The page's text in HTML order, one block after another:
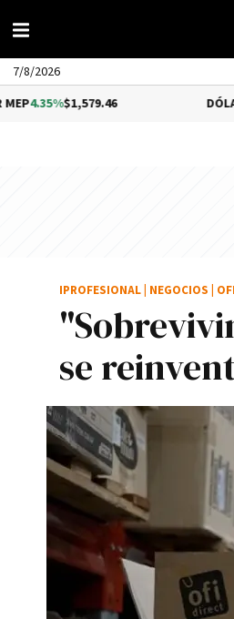
7/8/2026
1.02%
se
IPROFESIONAL NEGOCIOS